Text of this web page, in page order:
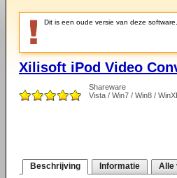
Dit is een oude versie van deze
Xilisoft iPod Video
Shareware
Vista / Win7 / Win8 /
Beschrijving Informatie Alle